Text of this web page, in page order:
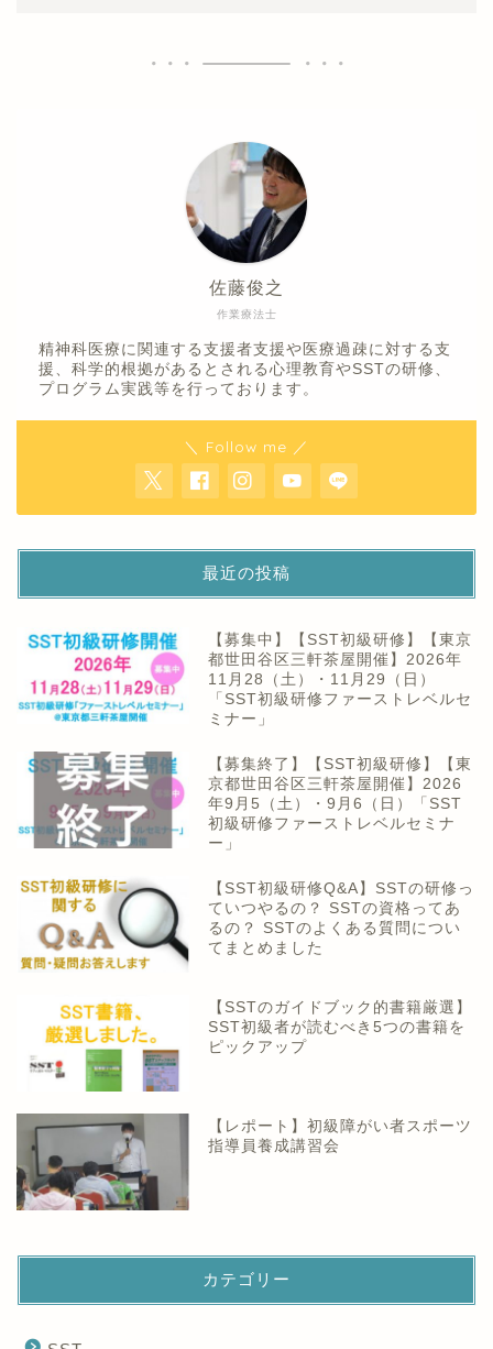
作業療法士
佐藤俊之
精神科医療に関連する支援者支援や医療過疎に対する支
援、科学的根拠があるとされる心理教育やSSTの研修、
プログラム実践等を行っております。
＼ Follow me ／
最近の投稿
【募集中】【SST初級研修】【東京
都世田谷区三軒茶屋開催】2026年
11月28（土）・11月29（日）
「SST初級研修ファーストレベルセ
ミナー」
【募集終了】【SST初級研修】【東
京都世田谷区三軒茶屋開催】2026
年9月5（土）・9月6（日）「SST
初級研修ファーストレベルセミナ
ー」
【SST初級研修Q&A】SSTの研修っ
ていつやるの？ SSTの資格ってあ
るの？ SSTのよくある質問につい
てまとめました
【SSTのガイドブック的書籍厳選】
SST初級者が読むべき5つの書籍を
ピックアップ
【レポート】初級障がい者スポーツ
指導員養成講習会
カテゴリー